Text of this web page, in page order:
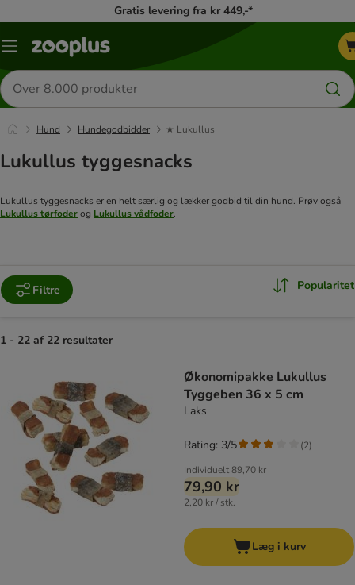
Gratis levering fra kr 449,-*
Menu
Søg
efter
produkter
Hund Hundegodbidder ★ Lukullus
Lukullus tyggesnacks
Lukullus tyggesnacks er en helt særlig og lækker godbid til din hund. Prøv også
Lukullus tørfoderog Lukullus vådfoder.
Filtre Popularitet
1 - 22 af 22 resultater
Økonomipakke Lukullus
Tyggeben 36 x 5 cm
Laks
Individuelt89,70 kr
79,90 kr
2,20 kr / stk.
Rating: 3/5 (2)
Læg i kurv